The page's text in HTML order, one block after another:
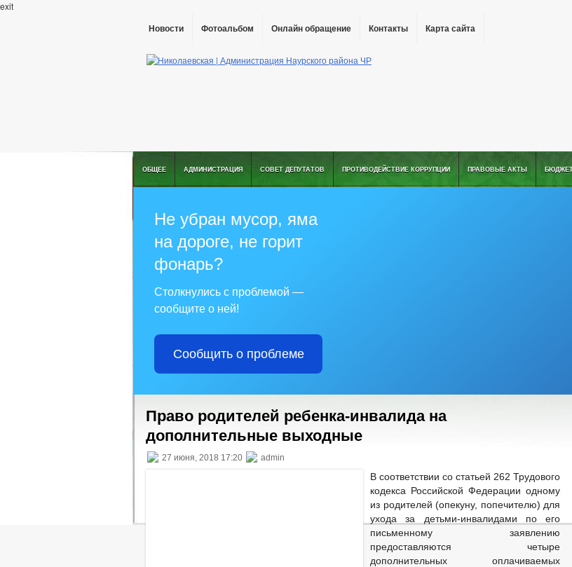
exit
Новости Фотоальбом Онлайн обращение Контакты Карта сайта
ОБЩЕЕ АДМИНИСТРАЦИЯ СОВЕТ ДЕПУТАТОВ ПРОТИВОДЕЙСТВИЕ КОРРУПЦИИ ПРАВОВЫЕ АКТЫ
Не убран мусор, яма
на дороге, не горит
фонарь?
Столкнулись с проблемой —
сообщите о ней!
Сообщить о проблеме
Право родителей ребенка-инвалида на
дополнительные выходные
27 июня, 2018 17:20 admin
В соответствии со статьей 262 Трудового
кодекса Российской Федерации одному
из родителей (опекуну, попечителю) для
ухода за детьми-инвалидами по его
письменному заявлению
предоставляются четыре
дополнительных оплачиваемых